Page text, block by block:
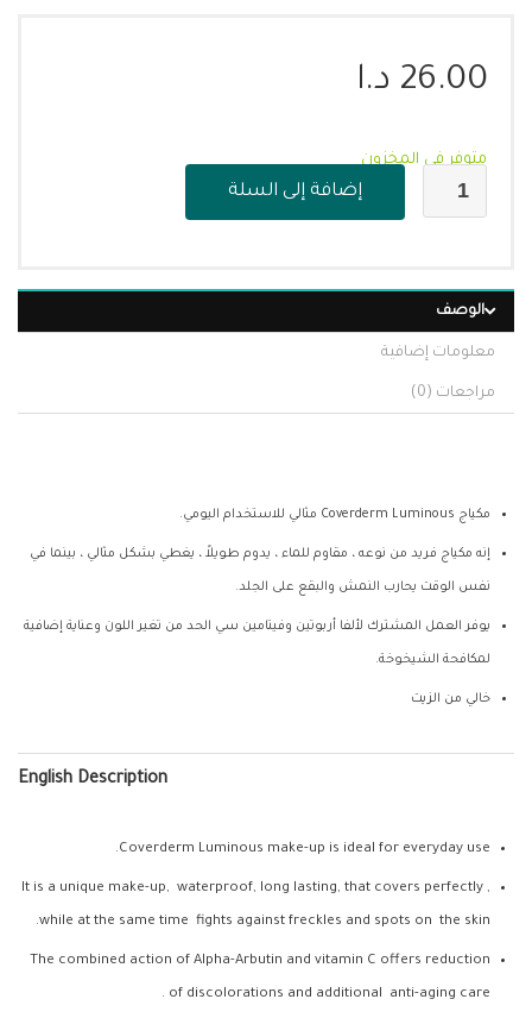
26.00 د.ا
متوفر في المخزون
إضافة إلى السلة
الوصف
معلومات إضافية
مراجعات (0)
مكياج Coverderm Luminous مثالي للاستخدام اليومي.
إنه مكياج فريد من نوعه ، مقاوم للماء ، يدوم طويلاً ، يغطي بشكل مثالي ، بينما في
نفس الوقت يحارب النمش والبقع على الجلد.
يوفر العمل المشترك لألفا أربوتين وفيتامين سي الحد من تغير اللون وعناية إضافية
لمكافحة الشيخوخة.
خالي من الزيت
English Description
Coverderm Luminous make-up is ideal for everyday use.
It is a unique make-up, waterproof, long lasting, that covers perfectly ,
while at the same time fights against freckles and spots on the skin.
The combined action of Alpha-Arbutin and vitamin C offers reduction
of discolorations and additional anti-aging care .